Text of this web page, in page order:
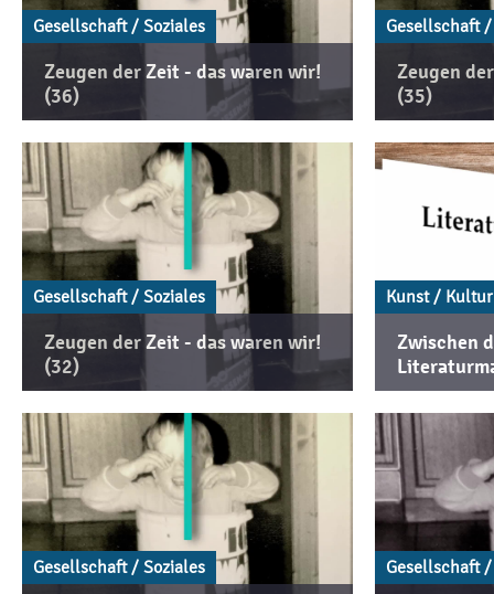
Gesellschaft / Soziales
Zeugen der Zeit - das waren wir!
(36)
Gesellschaft
Zeugen
(35)
Gesellschaft / Soziales
Zeugen der Zeit - das waren wir!
(32)
Kunst / Kultur
Zwischen
Gesellschaft / Soziales Gesellschaft